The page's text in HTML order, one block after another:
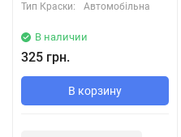
Тип Краски: Автомобільна
В наличии
325 грн.
В корзину